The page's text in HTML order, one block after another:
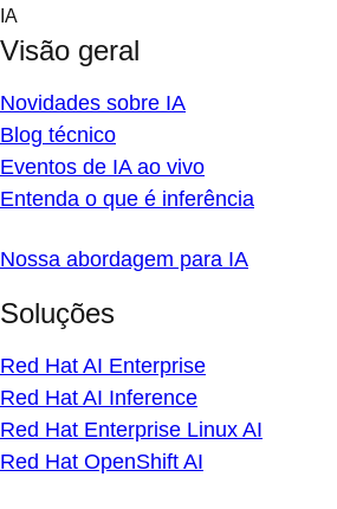
Skip
content
IA
Visão geral
Novidades sobre IA
Blog técnico
Eventos de IA ao vivo
Entenda o que é inferência
Nossa abordagem para IA
Soluções
Red Hat AI Enterprise
Red Hat AI Inference
Red Hat Enterprise Linux AI
Red Hat OpenShift AI